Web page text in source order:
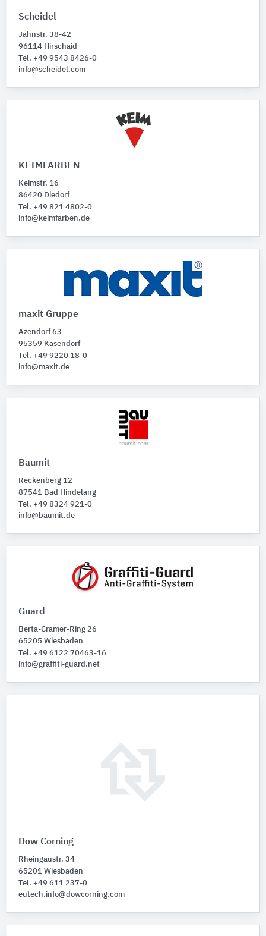
Scheidel
Jahnstr. 38-42
96114 Hirschaid
Tel. +49 9543 8426-0
info@scheidel.com
KEIMFARBEN
Keimstr. 16
86420 Diedorf
Tel. +49 821 4802-0
info@keimfarben.de
maxit Gruppe
Azendorf 63
95359 Kasendorf
Tel. +49 9220 18-0
info@maxit.de
Baumit
Reckenberg 12
87541 Bad Hindelang
Tel. +49 8324 921-0
info@baumit.de
Guard
Berta-Cramer-Ring 26
65205 Wiesbaden
Tel. +49 6122 70463-16
info@graffiti-guard.net
Dow Corning
Rheingaustr. 34
65201 Wiesbaden
Tel. +49 611 237-0
eutech.info@dowcorning.com